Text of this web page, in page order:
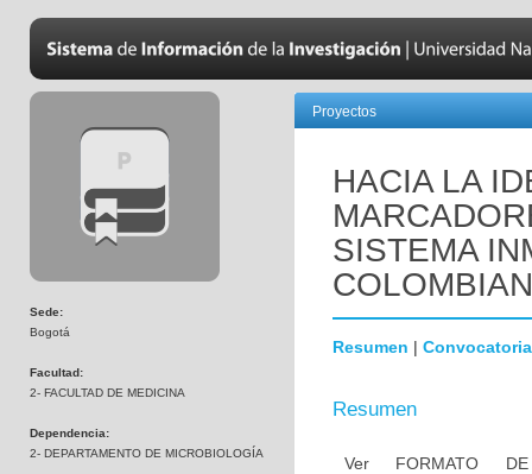
Sede:
Bogotá
Facultad:
2- FACULTAD DE MEDICINA
Dependencia:
2- DEPARTAMENTO DE MICROBIOLOGÍA
Proyectos
HACIA LA
SISTEMA
Resumen | Convocatoria
Resumen
Ver FORMATO DE